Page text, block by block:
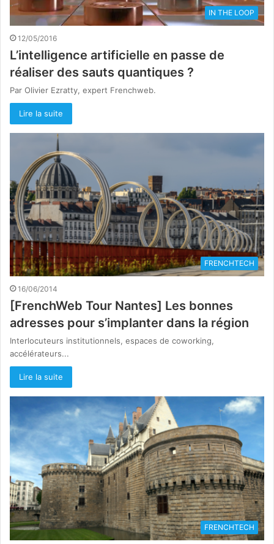
IN THE LOOP
12/05/2016
L’intelligence artificielle en passe de
réaliser des sauts quantiques ?
Par Olivier Ezratty, expert Frenchweb.
Lire la suite
FRENCHTECH
16/06/2014
[FrenchWeb Tour Nantes] Les bonnes
adresses pour s’implanter dans la région
Interlocuteurs institutionnels, espaces de coworking,
accélérateurs...
Lire la suite
FRENCHTECH